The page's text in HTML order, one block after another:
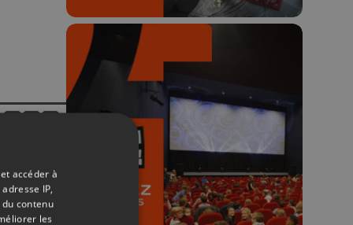
Partagez sur Whatsapp🎬 Concours CUT x
Les Grignoux ✨
Concours permanent - 2 places à
gagner chaque semaine !
accéder à
IP,
contenu
les